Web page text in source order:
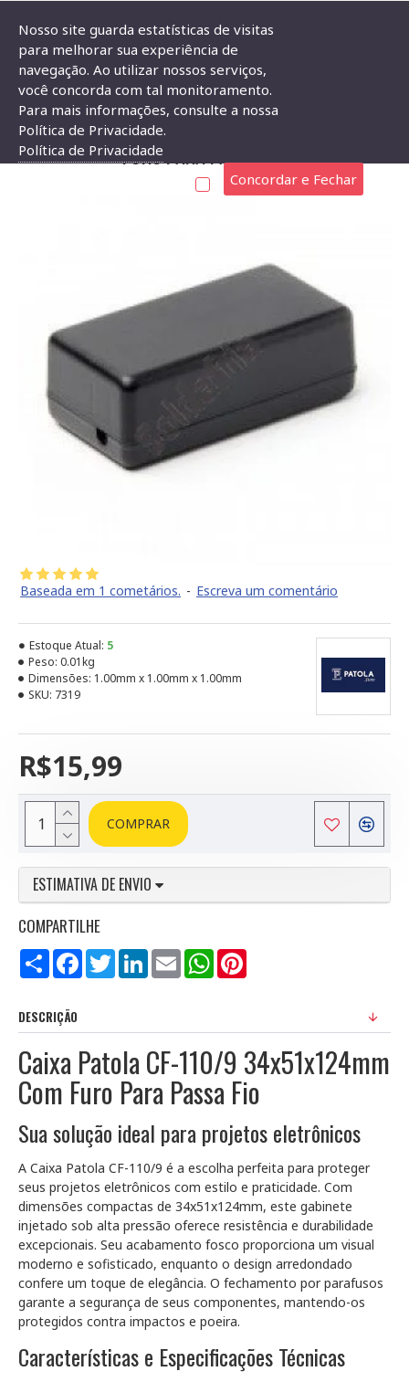
Caixa Patola CF-110/9 34x51x124mm Com Furo Para Passa Fio
CAIXA PATOLA CF-110/9 34X51X124MM COM
FURO PARA PASSA FIO
Baseada em 1 cometários. - Escreva um comentário
R$15,99
Estoque Atual: 5
Peso: 0.01kg
Dimensões: 1.00mm x 1.00mm x 1.00mm
SKU: 7319
COMPRAR
ESTIMATIVA DE ENVIO
COMPARTILHE
Compartilhar
FacebookTwitterLinkedInEmail WhatsApp
DESCRIÇÃO
Caixa Patola CF-110/9 34x51x124mm
Com Furo Para Passa Fio
Sua solução ideal para projetos eletrônicos
A Caixa Patola CF-110/9 é a escolha perfeita para proteger
seus projetos eletrônicos com estilo e praticidade. Com
dimensões compactas de 34x51x124mm, este gabinete
injetado sob alta pressão oferece resistência e durabilidade
excepcionais. Seu acabamento fosco proporciona um visual
moderno e sofisticado, enquanto o design arredondado
confere um toque de elegância. O fechamento por parafusos
garante a segurança de seus componentes, mantendo-os
protegidos contra impactos e poeira.
Características e Especificações Técnicas
Nosso site guarda estatísticas de visitas
para melhorar sua experiência de
navegação. Ao utilizar nossos serviços,
você concorda com tal monitoramento.
Para mais informações, consulte a nossa
Política de Privacidade.
Política de Privacidade
Concordar e Fechar